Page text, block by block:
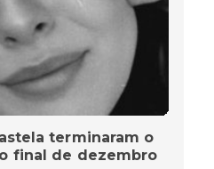
terminaram o
final de dezembro